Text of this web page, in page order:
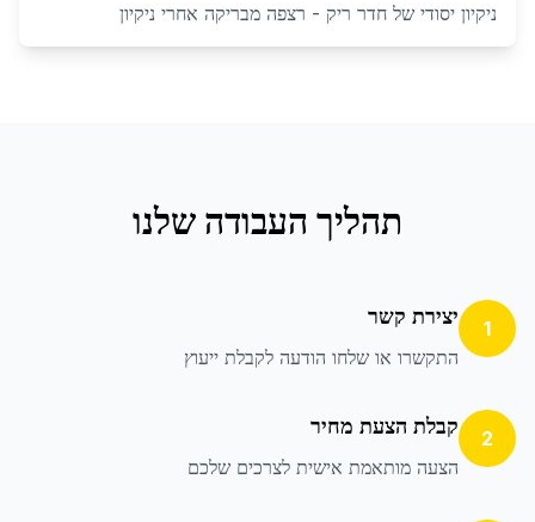
ניקיון יסודי של חדר ריק - רצפה מבריקה אחרי ניקיון
תהליך העבודה שלנו
1 יצירת קשר
התקשרו או שלחו הודעה לקבלת ייעוץ
2 קבלת הצעת מחיר
הצעה מותאמת אישית לצרכים שלכם